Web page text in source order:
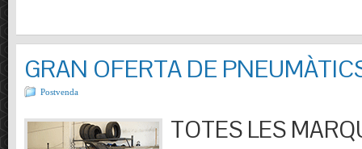
GRAN OFERTA DE
Postvenda
TOTES LES